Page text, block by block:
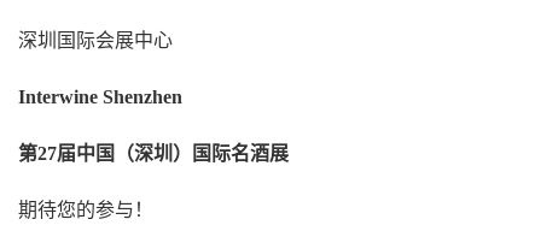
深圳国际会展中心
Interwine Shenzhen
第27届中国（深圳）国际名酒展
期待您的参与！